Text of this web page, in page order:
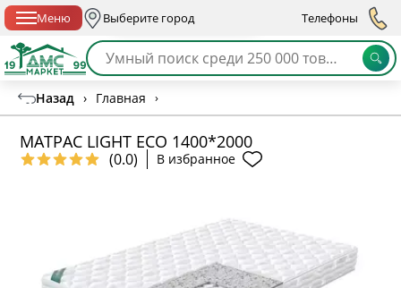
Меню Выберите город Телефоны
Назад › Главная ›
МАТРАС LIGHT ECO 1400*2000
(0.0) В избранное